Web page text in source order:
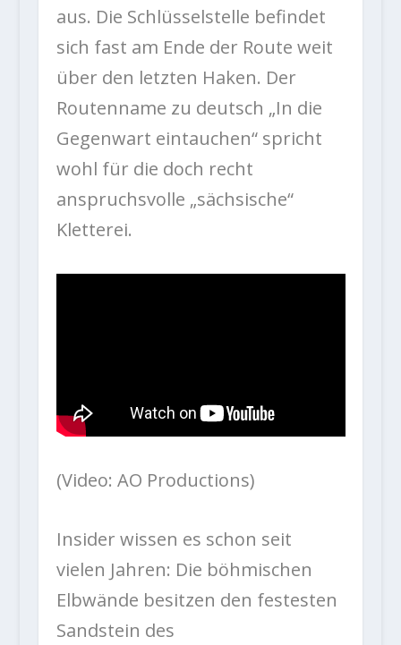
aus. Die Schlüsselstelle befindet
sich fast am Ende der Route weit
über den letzten Haken. Der
Routenname zu deutsch „In die
Gegenwart eintauchen“ spricht
wohl für die doch recht
anspruchsvolle „sächsische“
Kletterei.
(Video: AO Productions)
Insider wissen es schon seit
vielen Jahren: Die böhmischen
Elbwände besitzen den festesten
Sandstein des